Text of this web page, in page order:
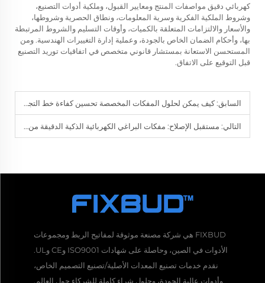
كهربائي دقيق مواصفات المنتج ومعايير القبول، وملكية أدوات التصنيع،
وشروط الملكية الفكرية وسرية المعلومات، ونطاق الحصرية وشروطها،
والأسعار والالتزامات المتعلقة بالكميات، وأوقات التسليم والشروط المرتبطة
بها، وأحكام الضمان الخاص بالجودة، وعملية إدارة التغييرات الهندسية. ومن
المستحسن الاستعانة بمستشار قانوني متخصص في اتفاقيات توريد التصنيع
قبل التوقيع على الاتفاق.
السابق:كيف يمكن لحلول المفكات المخصصة تحسين كفاءة خط التجميع الخاص بك
التالي: مستقبل الإصلاح: مفكات البراغي الكهربائية الذكية الدقيقة من أبرز الموردين
FIXBUD هي شركة مصنعة موثوقة لمفاتيح الربط ومجموعات
الأدوات في الصين، وحاصلة على شهادات ISO9001 وCE وUL.
نقدم خدمات تصنيع المعدات الأصلية/تصنيع التصميم الخاص،
وأدوات عالية الجودة، وحلول شراء كاملة للشركاء حول العالم.